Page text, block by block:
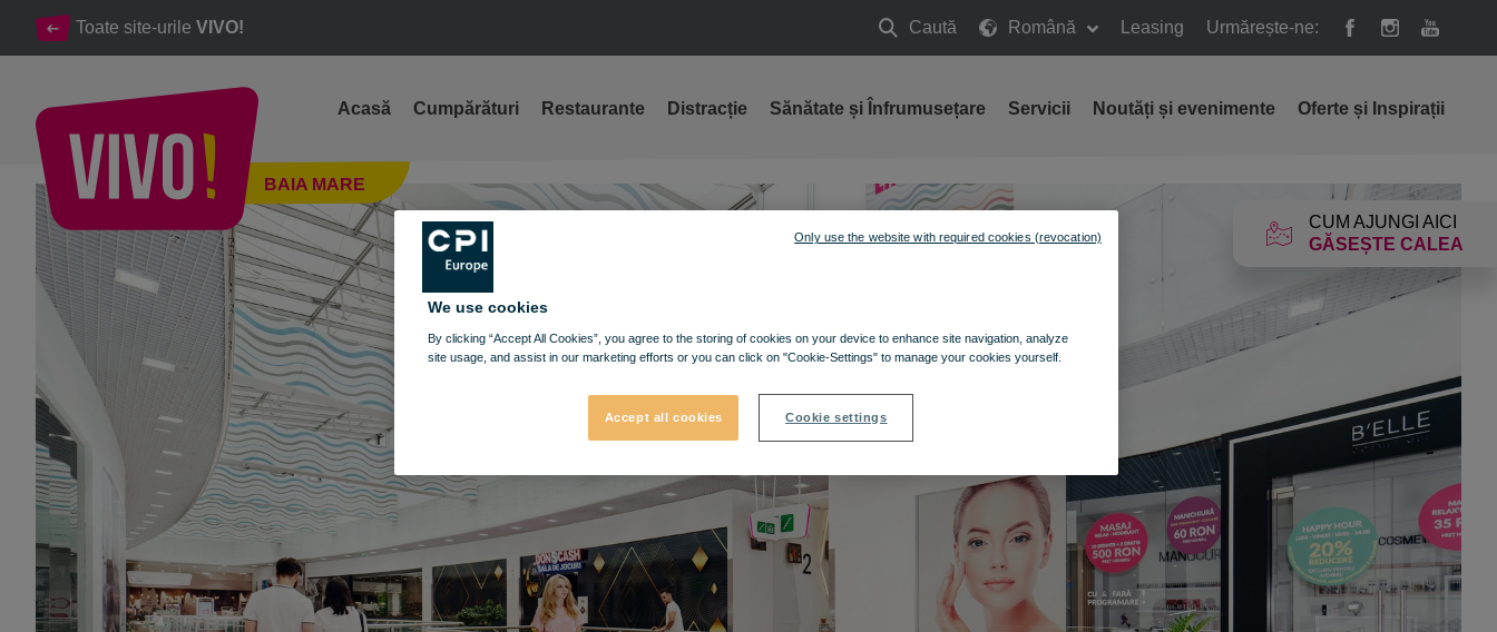
Toate site-urile VIVO! Caută
Caută
Română Leasing Urmărește-ne:
CUM AJUNGI AICI
GĂSEȘTE CALEA
Baia Mare
BAIA MARE
Acasă Cumpărături Restaurante Distracție Sănătate și Înfrumusețare Servicii Noutăți și evenimente Oferte și Inspirații
Program Sărbători Pascale 2022
We use cookies
By clicking “Accept All Cookies”, you agree to the storing of cookies on your device to enhance site navigation, analyze
site usage, and assist in our marketing efforts or you can click on "Cookie-Settings" to manage your cookies yourself.
Accept all cookies Cookie settings
Only use the website with required cookies (revocation)